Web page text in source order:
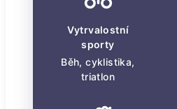
Vytrvalostní
sporty
Běh, cyklistika,
triatlon